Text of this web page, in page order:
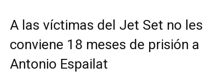
A las víctimas del Jet Set no les
conviene 18 meses de prisión a
Antonio Espailat